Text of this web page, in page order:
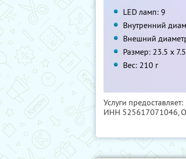
LED ламп: 9
Внутренний
Внешний
Размер: 23.5 х
Вес: 210 г
Услуги
ИНН 525617071046,